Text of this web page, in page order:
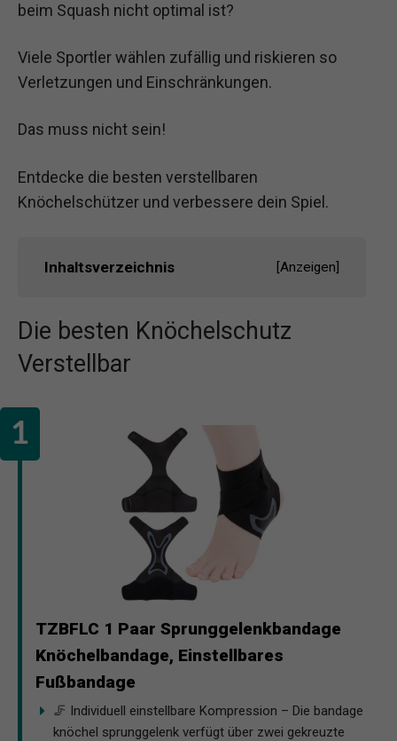
beim Squash nicht optimal ist?
Viele Sportler wählen zufällig und riskieren so
Verletzungen und Einschränkungen.
Das muss nicht sein!
Entdecke die besten verstellbaren
Knöchelschützer und verbessere dein Spiel.
Inhaltsverzeichnis [Anzeigen]
Die besten Knöchelschutz
Verstellbar
TZBFLC 1 Paar Sprunggelenkbandage
Knöchelbandage, Einstellbares
Fußbandage
🦵 Individuell einstellbare Kompression – Die bandage
knöchel sprunggelenk verfügt über zwei gekreuzte